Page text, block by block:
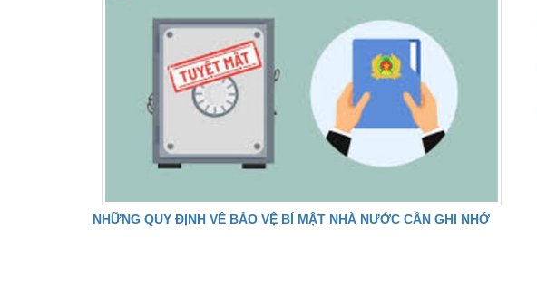
NHỮNG QUY ĐỊNH VỀ BẢO VỆ BÍ MẬT NHÀ NƯỚC CẦN GHI NHỚ